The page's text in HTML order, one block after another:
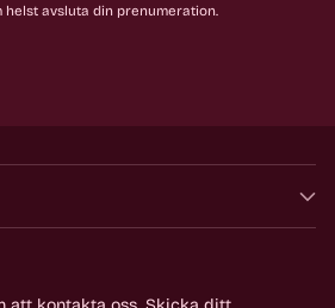
helst avsluta din prenumeration.